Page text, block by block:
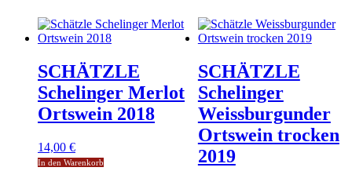
SCHÄTZLE
Schelinger Merlot
Ortswein 2018
14,00 €
In den Warenkorb
SCHÄTZLE
Schelinger
Weissburgunder
Ortswein trocken
2019